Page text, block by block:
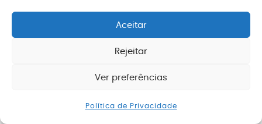
Aceitar
Rejeitar
Ver preferências
Política de Privacidade
Por isso, embora essa regra seja obrigatória para
alguns e opcional para outros,nem sempre ela
será a melhor escolha. A definição da regra mais
vantajosa depende de uma análise detalhada do
valor estimado do benefício.